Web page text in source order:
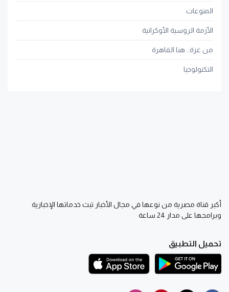
المنوعات
الأزمة الروسية الأوكرانية
من غزة.. هنا القاهرة
التكنولوجيا
أكبر قناة مصرية من نوعها في مجال الأخبار تبث خدماتها الإخبارية
وبرامجها على مدار 24 ساعة
تحميل التطبيق